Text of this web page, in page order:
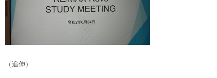
（追伸）